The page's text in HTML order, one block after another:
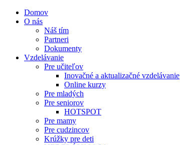
Domov
O nás
Náš tím
Partneri
Dokumenty
Vzdelávanie
Pre učiteľov
Inovačné a aktualizačné vzdelávanie
Online kurzy
Pre mladých
Pre seniorov
HOTSPOT
Pre mamy
Pre cudzincov
Krúžky pre deti